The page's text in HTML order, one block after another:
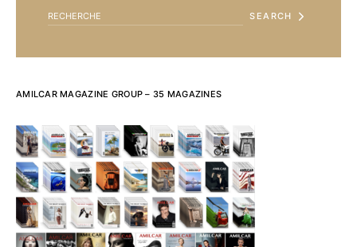
SEARCH
AMILCAR MAGAZINE GROUP – 35 MAGAZINES